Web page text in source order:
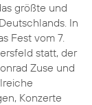
größte und
In
Fest vom 7.
statt, der
Zuse und
Konzerte